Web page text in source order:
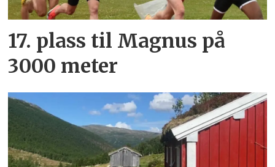
17. plass til Magnus på
3000 meter